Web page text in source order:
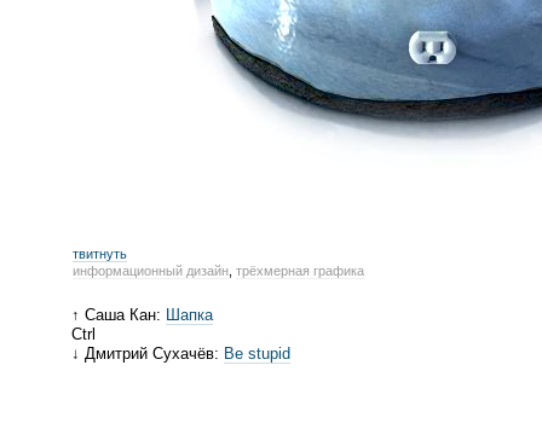
твитнуть
информационный дизайн трёхмерная графика
↑ Саша Кан: Шапка
Ctrl
↓ Дмитрий Сухачёв: Be stupid